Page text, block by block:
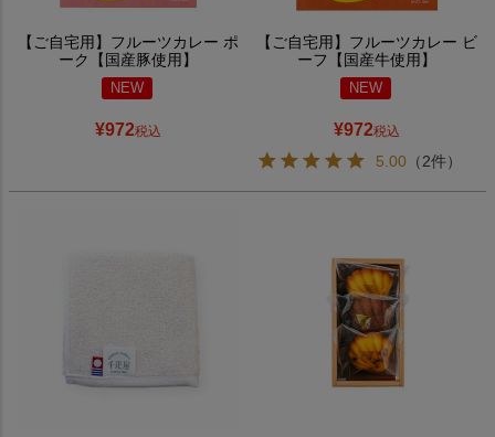
【ご自宅用】フルーツカレー ポ
ーク【国産豚使用】
NEW
¥972税込
【ご自宅用】フルーツカレー ビ
ーフ【国産牛使用】
NEW
¥972税込
5.00 （2件）